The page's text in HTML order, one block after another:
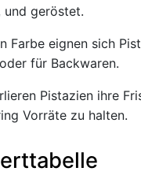
und geröstet.
Farbe eignen sich
für Backwaren.
Pistazien ihre
Vorräte zu halten.